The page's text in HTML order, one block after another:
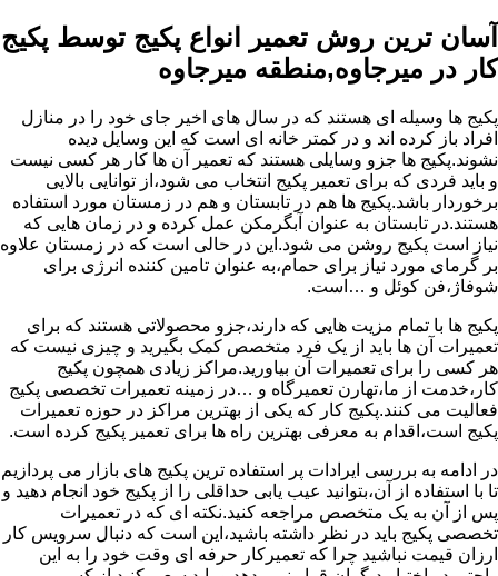
آسان ترین روش تعمیر انواع پکیج توسط پکیج
کار در میرجاوه,منطقه میرجاوه
پکیج ها وسیله ای هستند که در سال های اخیر جای خود را در منازل
افراد باز کرده اند و در کمتر خانه ای است که این وسایل دیده
نشوند.پکیج ها جزو وسایلی هستند که تعمیر آن ها کار هر کسی نیست
و باید فردی که برای تعمیر پکیج انتخاب می شود،از توانایی بالایی
برخوردار باشد.پکیج ها هم در تابستان و هم در زمستان مورد استفاده
هستند.در تابستان به عنوان آبگرمکن عمل کرده و در زمان هایی که
نیاز است پکیج روشن می شود.این در حالی است که در زمستان علاوه
بر گرمای مورد نیاز برای حمام،به عنوان تامین کننده انرژی برای
شوفاژ،فن کوئل و …است.
پکیج ها با تمام مزیت هایی که دارند،جزو محصولاتی هستند که برای
تعمیرات آن ها باید از یک فرد متخصص کمک بگیرید و چیزی نیست که
هر کسی را برای تعمیرات آن بیاورید.مراکز زیادی همچون پکیج
کار،خدمت از ما،تهارن تعمیرگاه و …در زمینه تعمیرات تخصصی پکیج
فعالیت می کنند.پکیج کار که یکی از بهترین مراکز در حوزه تعمیرات
پکیج است،اقدام به معرفی بهترین راه ها برای تعمیر پکیج کرده است.
در ادامه به بررسی ایرادات پر استفاده ترین پکیج های بازار می پردازیم
تا با استفاده از آن،بتوانید عیب یابی حداقلی را از پکیج خود انجام دهید و
پس از آن به یک متخصص مراجعه کنید.نکته ای که در تعمیرات
تخصصی پکیج باید در نظر داشته باشید،این است که دنبال سرویس کار
ارزان قیمت نباشید چرا که تعمیرکار حرفه ای وقت خود را به این